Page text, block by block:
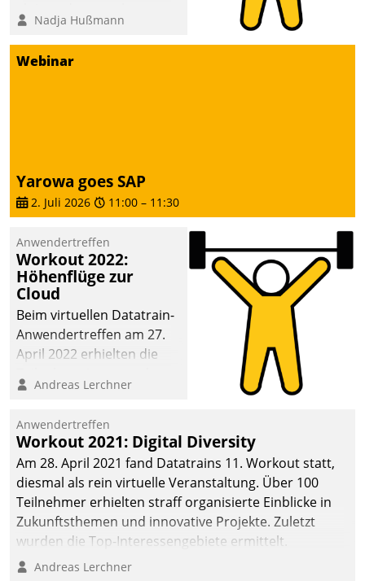
methodisch
Vernetzungsideen fürs
Quartier. Dazwischen
Nadja Hußmann
Webinar
Yarowa goes SAP
2. Juli 2026 11:00 – 11:30
Anwendertreffen
Workout 2022:
Höhenflüge zur
Cloud
Beim virtuellen Datatrain-
Anwendertreffen am 27.
April 2022 erhielten die
Teilnehmer kurzweilige
Cloud-Strategien und -
Lösungen mit hohem
Zukunftspotenzial.
Andreas Lerchner
Anwendertreffen
Workout 2021: Digital Diversity
Am 28. April 2021 fand Datatrains 11. Workout statt,
diesmal als rein virtuelle Veranstaltung. Über 100
Teilnehmer erhielten straff organisierte Einblicke in
Zukunftsthemen und innovative Projekte. Zuletzt
wurden die Top-Interessengebiete ermittelt.
Andreas Lerchner